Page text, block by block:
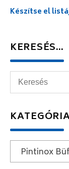
Készítse el
KERESÉS…
Pintinox